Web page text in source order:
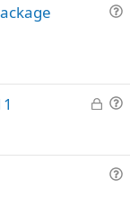
V
g
G
l
V
a
gV